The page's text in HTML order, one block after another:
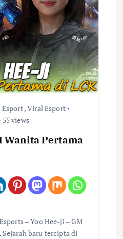
,Viral Esport
55 views
Wanita Pertama
– Yoo Hee-ji – GM
Sejarah baru tercipta di